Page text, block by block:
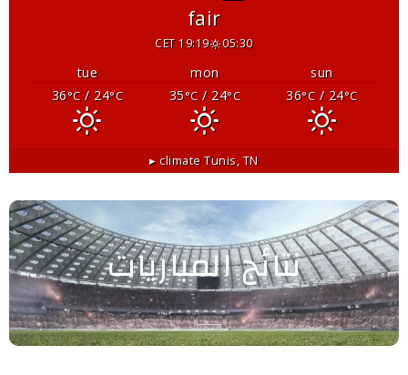
fair
05:30
19:19 CET
sun
mon
tue
36°C/ 24°C
35°C/ 24°C
36°C/ 24°C
Tunis, TN
climate ▸
نتائج المباريات